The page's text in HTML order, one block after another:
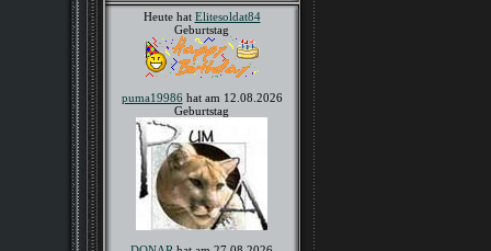
Heute hat Elitesoldat84
Geburtstag
puma19986hat am 12.08.2026
Geburtstag